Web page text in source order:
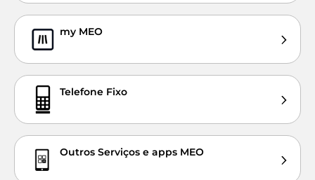
my MEO
Telefone Fixo
Outros Serviços e apps MEO